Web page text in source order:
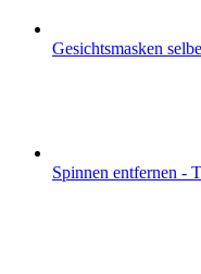
Gesichtsmasken
Spinnen entfernen -